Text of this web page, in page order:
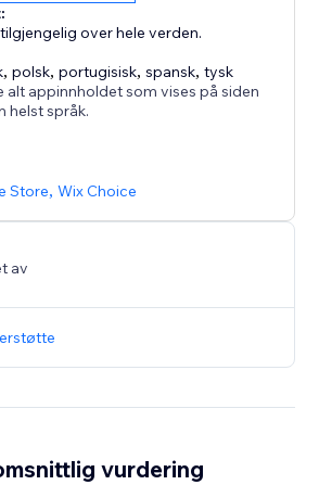
over hele verden.
,polsk,portugisisk,spansk,tysk
alt appinnholdet som vises på siden
helst språk.
Store,Wix Choice
av
vurdering